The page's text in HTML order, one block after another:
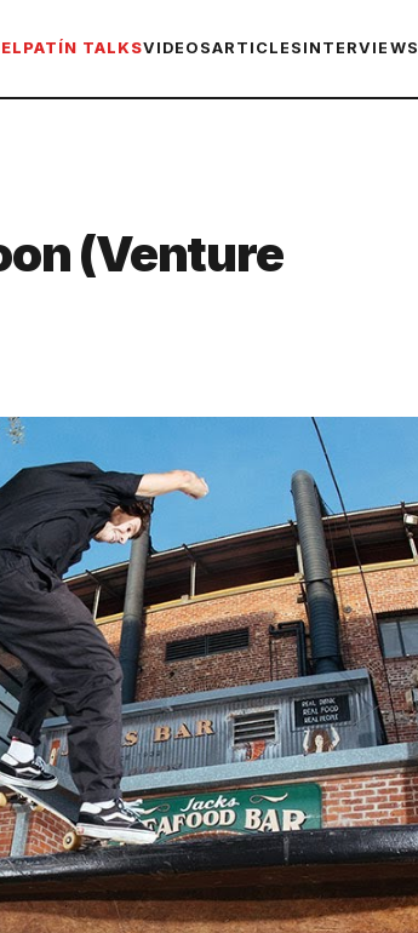
ELPATÍN TALKSVIDEOSARTICLES INTERVIEWS
(Venture